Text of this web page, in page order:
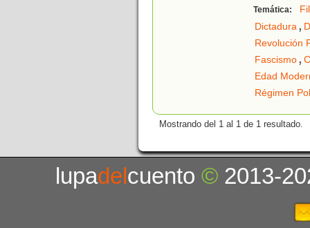
Temática:
Dictadura,
Revolución
Fascismo,
Edad
Régimen
Mostrando del 1 al 1 de 1 resultado.
lupadelcuento© 2013-